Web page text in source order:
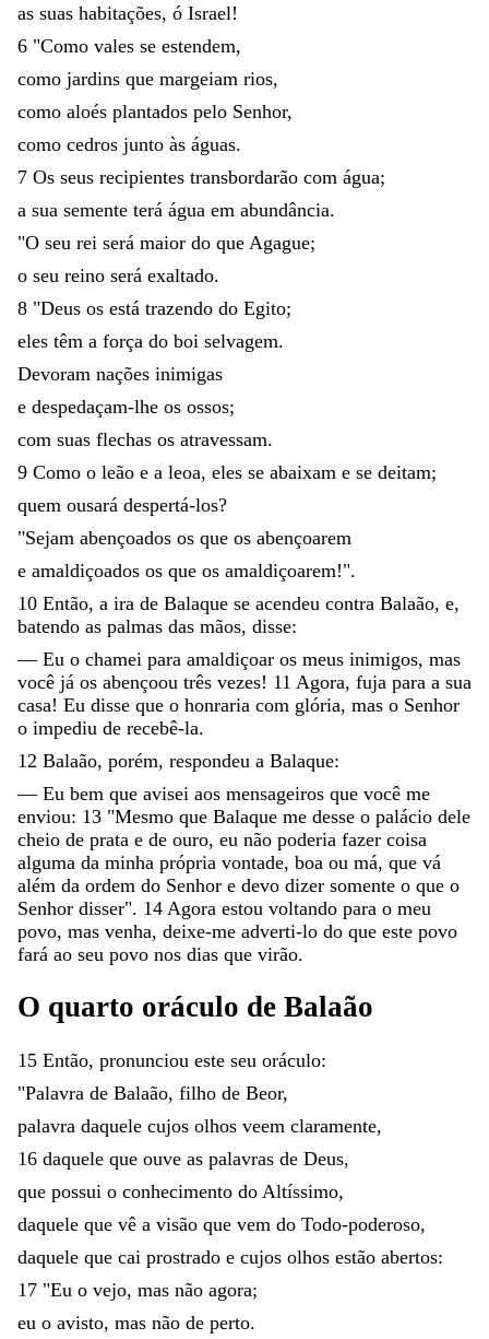
as suas habitações, ó Israel!
6 "Como vales se estendem,
como jardins que margeiam rios,
como aloés plantados pelo Senhor,
como cedros junto às águas.
7 Os seus recipientes transbordarão com água;
a sua semente terá água em abundância.
"O seu rei será maior do que Agague;
o seu reino será exaltado.
8 "Deus os está trazendo do Egito;
eles têm a força do boi selvagem.
Devoram nações inimigas
e despedaçam-lhe os ossos;
com suas flechas os atravessam.
9 Como o leão e a leoa, eles se abaixam e se deitam;
quem ousará despertá-los?
"Sejam abençoados os que os abençoarem
e amaldiçoados os que os amaldiçoarem!".
10 Então, a ira de Balaque se acendeu contra Balaão, e,
batendo as palmas das mãos, disse:
— Eu o chamei para amaldiçoar os meus inimigos, mas
você já os abençoou três vezes! 11 Agora, fuja para a sua
casa! Eu disse que o honraria com glória, mas o Senhor
o impediu de recebê-la.
12 Balaão, porém, respondeu a Balaque:
— Eu bem que avisei aos mensageiros que você me
enviou: 13 "Mesmo que Balaque me desse o palácio dele
cheio de prata e de ouro, eu não poderia fazer coisa
alguma da minha própria vontade, boa ou má, que vá
além da ordem do Senhor e devo dizer somente o que o
Senhor disser". 14 Agora estou voltando para o meu
povo, mas venha, deixe-me adverti-lo do que este povo
fará ao seu povo nos dias que virão.
O quarto oráculo de Balaão
15 Então, pronunciou este seu oráculo:
"Palavra de Balaão, filho de Beor,
palavra daquele cujos olhos veem claramente,
16 daquele que ouve as palavras de Deus,
que possui o conhecimento do Altíssimo,
daquele que vê a visão que vem do Todo-poderoso,
daquele que cai prostrado e cujos olhos estão abertos:
17 "Eu o vejo, mas não agora;
eu o avisto, mas não de perto.